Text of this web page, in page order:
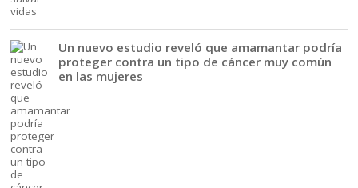
Un nuevo estudio reveló que amamantar podría
proteger contra un tipo de cáncer muy común
en las mujeres